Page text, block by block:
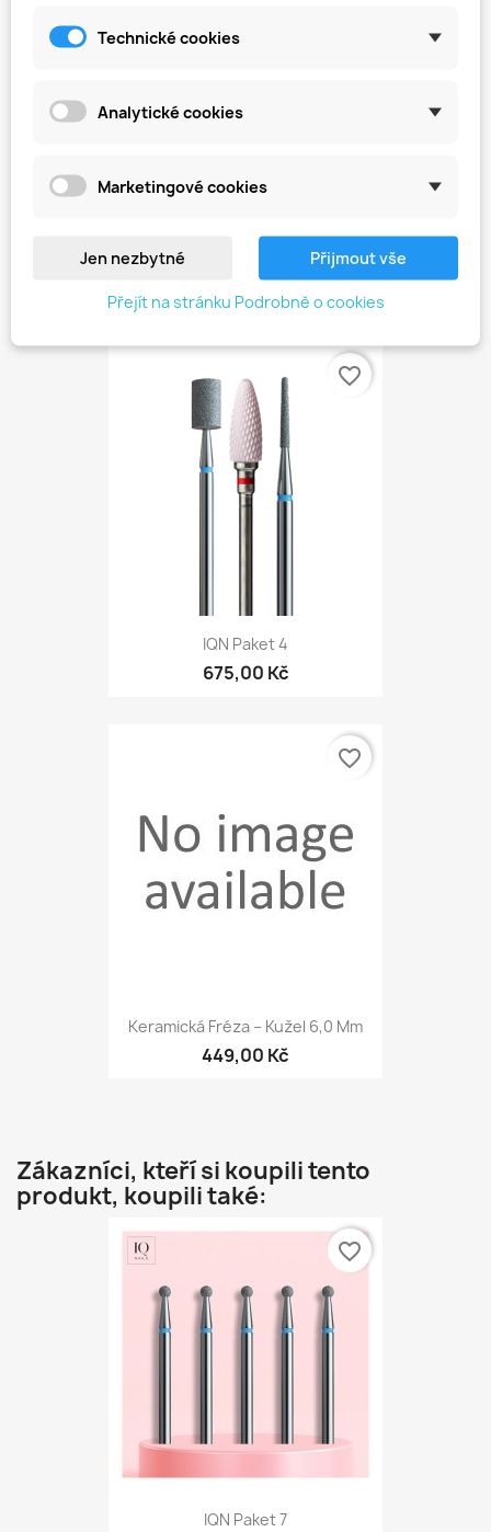
Keramická Fréza – Kužel 6,0 Mm
449,00 Kč
IQN Paket 4
675,00 Kč
favorite_border
Keramická Fréza – Kužel 6,0 Mm
449,00 Kč
favorite_border
Zákazníci, kteří si koupili tento
produkt, koupili také:
IQN Paket 7
favorite_border
Technické cookies
Analytické cookies
Marketingové cookies
Jen nezbytné Přijmout vše
Přejít na stránku Podrobně o cookies